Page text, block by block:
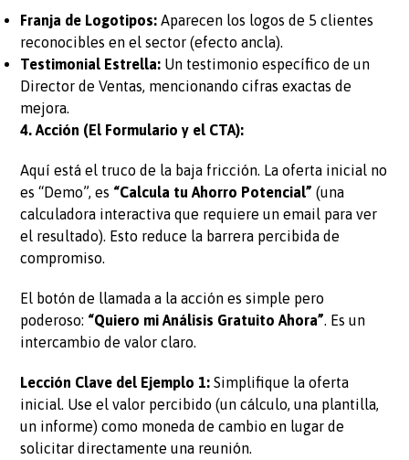
Franja de Logotipos: Aparecen los logos de 5 clientes
reconocibles en el sector (efecto ancla).
Testimonial Estrella: Un testimonio específico de un
Director de Ventas, mencionando cifras exactas de
mejora.
4. Acción (El Formulario y el CTA):
Aquí está el truco de la baja fricción. La oferta inicial no
es “Demo”, es “Calcula tu Ahorro Potencial” (una
calculadora interactiva que requiere un email para ver
el resultado). Esto reduce la barrera percibida de
compromiso.
El botón de llamada a la acción es simple pero
poderoso: “Quiero mi Análisis Gratuito Ahora” . Es un
intercambio de valor claro.
Lección Clave del Ejemplo 1: Simplifique la oferta
inicial. Use el valor percibido (un cálculo, una plantilla,
un informe) como moneda de cambio en lugar de
solicitar directamente una reunión.